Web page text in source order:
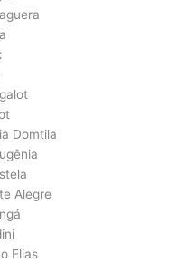
Domtila
Alegre
Elias